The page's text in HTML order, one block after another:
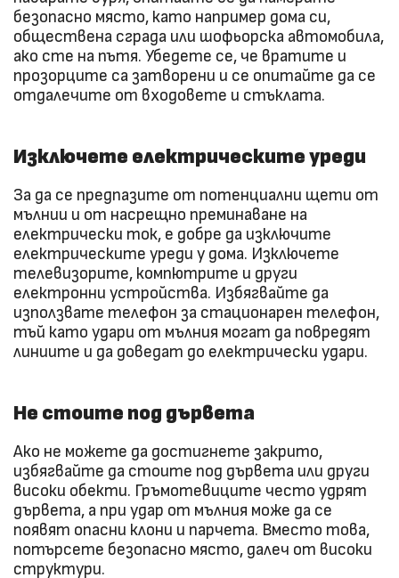
безопасно място, като например дома си,
обществена сграда или шофьорска автомобила,
ако сте на пътя. Убедете се, че вратите и
прозорците са затворени и се опитайте да се
отдалечите от входовете и стъклата.
Изключете електрическите уреди
За да се предпазите от потенциални щети от
мълнии и от насрещно преминаване на
електрически ток, е добре да изключите
електрическите уреди у дома. Изключете
телевизорите, компютрите и други
електронни устройства. Избягвайте да
използвате телефон за стационарен телефон,
тъй като удари от мълния могат да повредят
линиите и да доведат до електрически удари.
Не стоите под дървета
Ако не можете да достигнете закрито,
избягвайте да стоите под дървета или други
високи обекти. Гръмотевиците често удрят
дървета, а при удар от мълния може да се
появят опасни клони и парчета. Вместо това,
потърсете безопасно място, далеч от високи
структури.